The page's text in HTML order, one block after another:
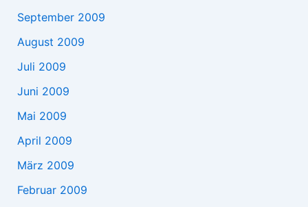
September 2009
August 2009
Juli 2009
Juni 2009
Mai 2009
April 2009
März 2009
Februar 2009